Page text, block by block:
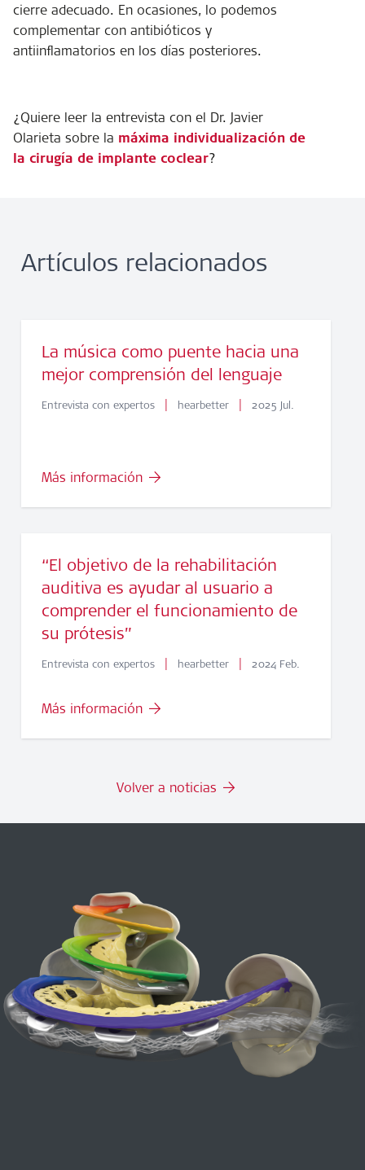
cierre adecuado. En ocasiones, lo podemos
complementar con antibióticos y
antiinflamatorios en los días posteriores.
¿Quiere leer la entrevista con el Dr. Javier
Olarieta sobre la máxima individualización de
la cirugía de implante coclear?
Artículos relacionados
La música como puente hacia una
mejor comprensión del lenguaje
Entrevista con expertos | hearbetter | 2025 Jul.
Más información
“El objetivo de la rehabilitación
auditiva es ayudar al usuario a
comprender el funcionamiento de
su prótesis”
Entrevista con expertos | hearbetter | 2024 Feb.
Más información
Volver a noticias